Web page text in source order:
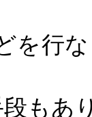
を行
もあ